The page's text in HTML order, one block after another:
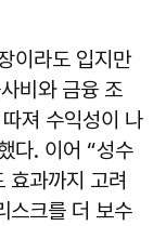
이라도 입지만
비와 금융 조
져 수익성이 나
다. 이어 “성수
효과까지 고려
스크를 더 보수